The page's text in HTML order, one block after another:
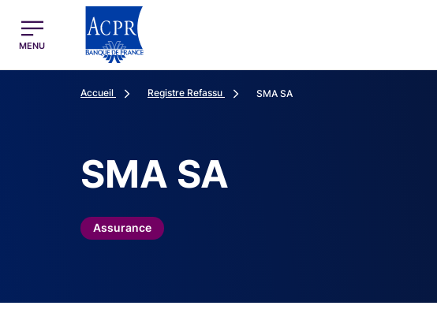
ACPR Menu Principal (French)
MENU
Accueil Registre Refassu SMA SA
SMA SA
Assurance